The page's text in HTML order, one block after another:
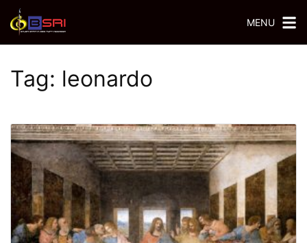
MENU
Tag: leonardo